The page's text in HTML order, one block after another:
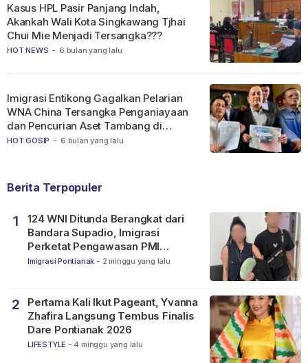
HOT NEWS - 6 bulan yang lalu
Kasus HPL Pasir Panjang Indah,
Akankah Wali Kota Singkawang Tjhai
Chui Mie Menjadi Tersangka???
HOT GOSIP - 6 bulan yang lalu
Imigrasi Entikong Gagalkan Pelarian
WNA China Tersangka Penganiayaan
dan Pencurian Aset Tambang di
Ketapang
Berita Terpopuler
1
124 WNI Ditunda Berangkat dari
Bandara Supadio, Imigrasi
Perketat Pengawasan PMI
Nonprosedural
Imigrasi Pontianak - 2 minggu yang lalu
2
Pertama Kali Ikut Pageant, Yvanna
Zhafira Langsung Tembus Finalis
Dare Pontianak 2026
LIFESTYLE - 4 minggu yang lalu